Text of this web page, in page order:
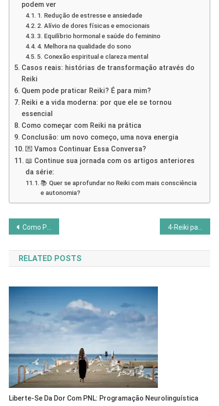
podem ver
1. Redução de estresse e ansiedade
2. Alívio de dores físicas e emocionais
3. Equilíbrio hormonal e saúde do feminino
4. Melhora na qualidade do sono
5. Conexão espiritual e clareza mental
Casos reais: histórias de transformação através do
Reiki
Quem pode praticar Reiki? É para mim?
Reiki e a vida moderna: por que ele se tornou
essencial
Como começar com Reiki na prática
Conclusão: um novo começo, uma nova energia
💌 Vamos Continuar Essa Conversa?
📖 Continue sua jornada com os artigos anteriores
da série:
📚 Quer se aprofundar no Reiki com mais consciência
e autonomia?
Navegação
de
Post
Como Praticar o Amor-próprio Sem Culpas ou Autoexigência
RELATED POSTS
Liberte-Se Da Dor Com PNL: Programação Neurolinguística